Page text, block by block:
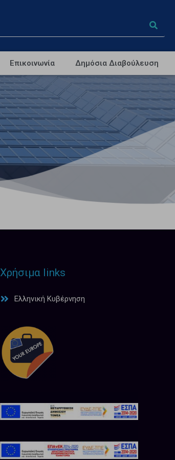
Επικοινωνία Δημόσια Διαβούλευση
Χρήσιμα links
Ελληνική Κυβέρνηση